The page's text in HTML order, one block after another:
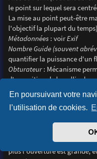
En poursuivant votre
l’utilisation de cookies.
le point sur lequel sera
La mise au point peut-être
l'objectif la plupart du
Métadonnées: voirExif
Nombre Guide (souvent
quantifier la puissance d'un
Obturateur: Mécanisme
d'exposition de la pellicule
saisir la scène, et se ferme
Ouverture: Variation du
diaphragme est ouvert, et
durant un intervalle de
f/(chiffre), par exemple f/4.
l'ouverture est faible.
plus l'ouverture est grande,